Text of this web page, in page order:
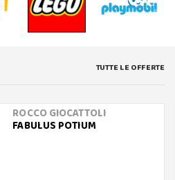
TUTTE LE OFFERTE
ROCCO GIOCATTOLI
FABULUS POTIUM